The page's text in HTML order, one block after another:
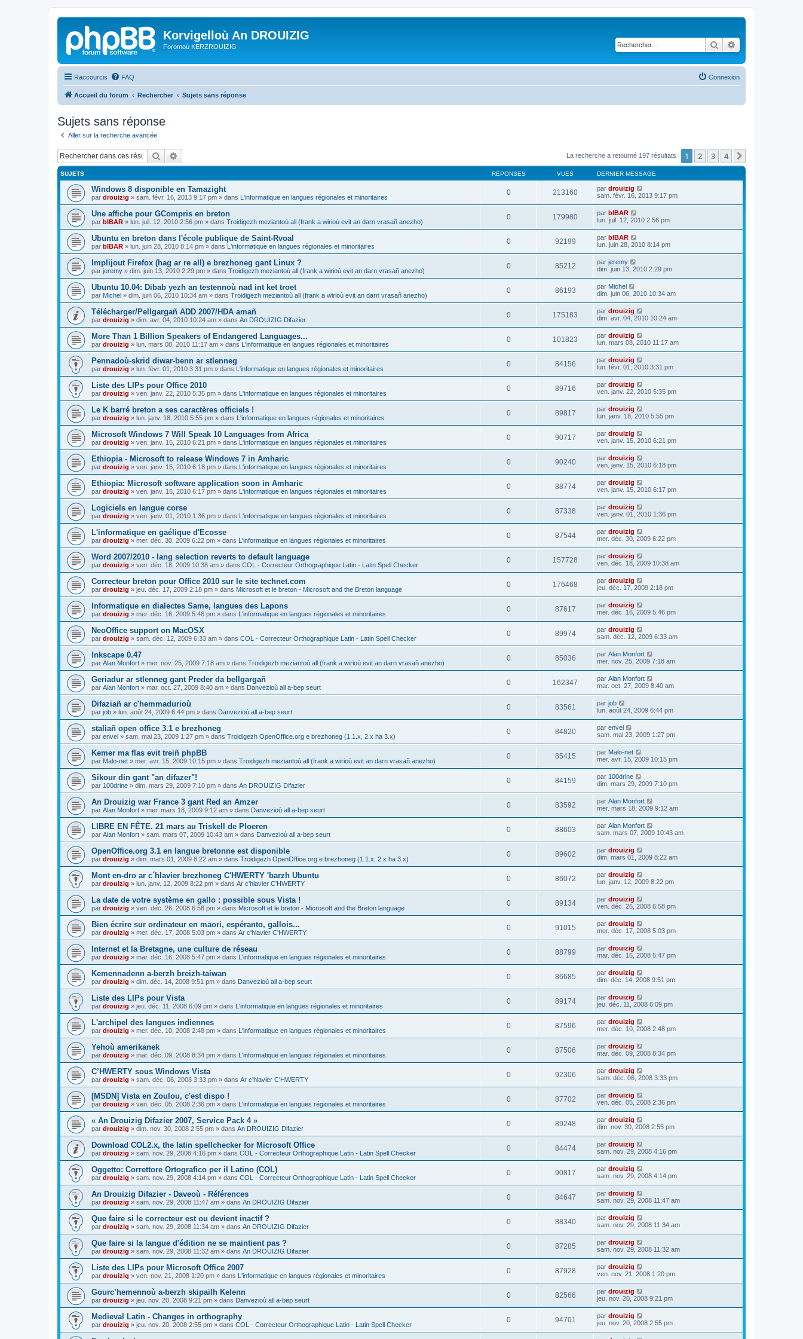
Korvigelloù An DROUIZIG
Foromoù KERZROUIZIG Rechercher
Raccourcis FAQ Connexion
Accueil du forum Rechercher Sujets sans réponse
Sujets sans réponse
Aller sur la recherche avancée
Rechercher La recherche a retourné 197 résultats 1 2 3 4
SUJETS RÉPONSES VUES DERNIER MESSAGE
Windows 8 disponible en Tamazight
par drouizig » sam. févr. 16, 2013 9:17 pm » dans L'informatique en langues régionales et minoritaires
0 213160 par drouizig
sam. févr. 16, 2013 9:17 pm
Une affiche pour GCompris en breton
par bIBAR » lun. juil. 12, 2010 2:56 pm » dans Troidigezh meziantoù all (frank a wirioù evit an darn vrasañ anezho)
0 179980 par bIBAR
lun. juil. 12, 2010 2:56 pm
Ubuntu en breton dans l'école publique de Saint-Rvoal
par bIBAR » lun. juin 28, 2010 8:14 pm » dans L'informatique en langues régionales et minoritaires
0 92199 par bIBAR
lun. juin 28, 2010 8:14 pm
Implijout Firefox (hag ar re all) e brezhoneg gant Linux ?
par jeremy » dim. juin 13, 2010 2:29 pm » dans Troidigezh meziantoù all (frank a wirioù evit an darn vrasañ anezho)
0 85212 par jeremy
dim. juin 13, 2010 2:29 pm
Ubuntu 10.04: Dibab yezh an testennoù nad int ket troet
par Michel » dim. juin 06, 2010 10:34 am » dans Troidigezh meziantoù all (frank a wirioù evit an darn vrasañ anezho)
0 86193 par Michel
dim. juin 06, 2010 10:34 am
Télécharger/Pellgargañ ADD 2007/HDA amañ
par drouizig » dim. avr. 04, 2010 10:24 am » dans An DROUIZIG Difazier
0 175183 par drouizig
dim. avr. 04, 2010 10:24 am
More Than 1 Billion Speakers of Endangered Languages...
par drouizig » lun. mars 08, 2010 11:17 am » dans L'informatique en langues régionales et minoritaires
0 101823 par drouizig
lun. mars 08, 2010 11:17 am
Pennadoù-skrid diwar-benn ar stlenneg
par drouizig » lun. févr. 01, 2010 3:31 pm » dans L'informatique en langues régionales et minoritaires
0 84156 par drouizig
lun. févr. 01, 2010 3:31 pm
Liste des LIPs pour Office 2010
par drouizig » ven. janv. 22, 2010 5:35 pm » dans L'informatique en langues régionales et minoritaires
0 89716 par drouizig
ven. janv. 22, 2010 5:35 pm
Le K barré breton a ses caractères officiels !
par drouizig » lun. janv. 18, 2010 5:55 pm » dans L'informatique en langues régionales et minoritaires
0 89817 par drouizig
lun. janv. 18, 2010 5:55 pm
Microsoft Windows 7 Will Speak 10 Languages from Africa
par drouizig » ven. janv. 15, 2010 6:21 pm » dans L'informatique en langues régionales et minoritaires
0 90717 par drouizig
ven. janv. 15, 2010 6:21 pm
Ethiopia - Microsoft to release Windows 7 in Amharic
par drouizig » ven. janv. 15, 2010 6:18 pm » dans L'informatique en langues régionales et minoritaires
0 90240 par drouizig
ven. janv. 15, 2010 6:18 pm
Ethiopia: Microsoft software application soon in Amharic
par drouizig » ven. janv. 15, 2010 6:17 pm » dans L'informatique en langues régionales et minoritaires
0 88774 par drouizig
ven. janv. 15, 2010 6:17 pm
Logiciels en langue corse
par drouizig » ven. janv. 01, 2010 1:36 pm » dans L'informatique en langues régionales et minoritaires
0 87338 par drouizig
ven. janv. 01, 2010 1:36 pm
L'informatique en gaélique d'Ecosse
par drouizig » mer. déc. 30, 2009 6:22 pm » dans L'informatique en langues régionales et minoritaires
0 87544 par drouizig
mer. déc. 30, 2009 6:22 pm
Word 2007/2010 - lang selection reverts to default language
par drouizig » ven. déc. 18, 2009 10:38 am » dans COL - Correcteur Orthographique Latin - Latin Spell Checker
0 157728 par drouizig
ven. déc. 18, 2009 10:38 am
Correcteur breton pour Office 2010 sur le site technet.com
par drouizig » jeu. déc. 17, 2009 2:18 pm » dans Microsoft et le breton - Microsoft and the Breton language
0 176468 par drouizig
jeu. déc. 17, 2009 2:18 pm
Informatique en dialectes Same, langues des Lapons
par drouizig » mer. déc. 16, 2009 5:46 pm » dans L'informatique en langues régionales et minoritaires
0 87617 par drouizig
mer. déc. 16, 2009 5:46 pm
NeoOffice support on MacOSX
par drouizig » sam. déc. 12, 2009 6:33 am » dans COL - Correcteur Orthographique Latin - Latin Spell Checker
0 89974 par drouizig
sam. déc. 12, 2009 6:33 am
Inkscape 0.47
par Alan Monfort » mer. nov. 25, 2009 7:18 am » dans Troidigezh meziantoù all (frank a wirioù evit an darn vrasañ anezho)
0 85036 par Alan Monfort
mer. nov. 25, 2009 7:18 am
Geriadur ar stlenneg gant Preder da bellgargañ
par Alan Monfort » mar. oct. 27, 2009 8:40 am » dans Danvezioù all a-bep seurt
0 162347 par Alan Monfort
mar. oct. 27, 2009 8:40 am
Difaziañ ar c'hemmadurioù
par job » lun. août 24, 2009 6:44 pm » dans Danvezioù all a-bep seurt
0 83561 par job
lun. août 24, 2009 6:44 pm
staliañ open office 3.1 e brezhoneg
par envel » sam. mai 23, 2009 1:27 pm » dans Troidigezh OpenOffice.org e brezhoneg (1.1.x, 2.x ha 3.x)
0 84820 par envel
sam. mai 23, 2009 1:27 pm
Kemer ma flas evit treiñ phpBB
par Malo-net » mer. avr. 15, 2009 10:15 pm » dans Troidigezh meziantoù all (frank a wirioù evit an darn vrasañ anezho)
0 85415 par Malo-net
mer. avr. 15, 2009 10:15 pm
Sikour din gant "an difazer"!
par 100drine » dim. mars 29, 2009 7:10 pm » dans An DROUIZIG Difazier
0 84159 par 100drine
dim. mars 29, 2009 7:10 pm
An Drouizig war France 3 gant Red an Amzer
par Alan Monfort » mer. mars 18, 2009 9:12 am » dans Danvezioù all a-bep seurt
0 83592 par Alan Monfort
mer. mars 18, 2009 9:12 am
LIBRE EN FÊTE. 21 mars au Triskell de Ploeren
par Alan Monfort » sam. mars 07, 2009 10:43 am » dans Danvezioù all a-bep seurt
0 88603 par Alan Monfort
sam. mars 07, 2009 10:43 am
OpenOffice.org 3.1 en langue bretonne est disponible
par drouizig » dim. mars 01, 2009 8:22 am » dans Troidigezh OpenOffice.org e brezhoneg (1.1.x, 2.x ha 3.x)
0 89602 par drouizig
dim. mars 01, 2009 8:22 am
Mont en-dro ar c´hlavier brezhoneg C'HWERTY 'barzh Ubuntu
par drouizig » lun. janv. 12, 2009 8:22 pm » dans Ar c'hlavier C'HWERTY
0 86072 par drouizig
lun. janv. 12, 2009 8:22 pm
La date de votre système en gallo : possible sous Vista !
par drouizig » ven. déc. 26, 2008 6:58 pm » dans Microsoft et le breton - Microsoft and the Breton language
0 89134 par drouizig
ven. déc. 26, 2008 6:58 pm
Bien écrire sur ordinateur en māori, espéranto, gallois...
par drouizig » mer. déc. 17, 2008 5:03 pm » dans Ar c'hlavier C'HWERTY
0 91015 par drouizig
mer. déc. 17, 2008 5:03 pm
Internet et la Bretagne, une culture de réseau
par drouizig » mar. déc. 16, 2008 5:47 pm » dans L'informatique en langues régionales et minoritaires
0 88799 par drouizig
mar. déc. 16, 2008 5:47 pm
Kemennadenn a-berzh breizh-taiwan
par drouizig » dim. déc. 14, 2008 9:51 pm » dans Danvezioù all a-bep seurt
0 86685 par drouizig
dim. déc. 14, 2008 9:51 pm
Liste des LIPs pour Vista
par drouizig » jeu. déc. 11, 2008 6:09 pm » dans L'informatique en langues régionales et minoritaires
0 89174 par drouizig
jeu. déc. 11, 2008 6:09 pm
L'archipel des langues indiennes
par drouizig » mer. déc. 10, 2008 2:48 pm » dans L'informatique en langues régionales et minoritaires
0 87596 par drouizig
mer. déc. 10, 2008 2:48 pm
Yehoù amerikanek
par drouizig » mar. déc. 09, 2008 8:34 pm » dans L'informatique en langues régionales et minoritaires
0 87506 par drouizig
mar. déc. 09, 2008 8:34 pm
C’HWERTY sous Windows Vista
par drouizig » sam. déc. 06, 2008 3:33 pm » dans Ar c'hlavier C'HWERTY
0 92306 par drouizig
sam. déc. 06, 2008 3:33 pm
[MSDN] Vista en Zoulou, c'est dispo !
par drouizig » ven. déc. 05, 2008 2:36 pm » dans L'informatique en langues régionales et minoritaires
0 87702 par drouizig
ven. déc. 05, 2008 2:36 pm
« An Drouizig Difazier 2007, Service Pack 4 »
par drouizig » dim. nov. 30, 2008 2:55 pm » dans An DROUIZIG Difazier
0 89248 par drouizig
dim. nov. 30, 2008 2:55 pm
Download COL2.x, the latin spellchecker for Microsoft Office
par drouizig » sam. nov. 29, 2008 4:16 pm » dans COL - Correcteur Orthographique Latin - Latin Spell Checker
0 84474 par drouizig
sam. nov. 29, 2008 4:16 pm
Oggetto: Correttore Ortografico per il Latino (COL)
par drouizig » sam. nov. 29, 2008 4:14 pm » dans COL - Correcteur Orthographique Latin - Latin Spell Checker
0 90817 par drouizig
sam. nov. 29, 2008 4:14 pm
An Drouizig Difazier - Daveoù - Références
par drouizig » sam. nov. 29, 2008 11:47 am » dans An DROUIZIG Difazier
0 84647 par drouizig
sam. nov. 29, 2008 11:47 am
Que faire si le correcteur est ou devient inactif ?
par drouizig » sam. nov. 29, 2008 11:34 am » dans An DROUIZIG Difazier
0 88340 par drouizig
sam. nov. 29, 2008 11:34 am
Que faire si la langue d'édition ne se maintient pas ?
par drouizig » sam. nov. 29, 2008 11:32 am » dans An DROUIZIG Difazier
0 87285 par drouizig
sam. nov. 29, 2008 11:32 am
Liste des LIPs pour Microsoft Office 2007
par drouizig » ven. nov. 21, 2008 1:20 pm » dans L'informatique en langues régionales et minoritaires
0 87928 par drouizig
ven. nov. 21, 2008 1:20 pm
Gourc’hemennoù a-berzh skipailh Kelenn
par drouizig » jeu. nov. 20, 2008 9:21 pm » dans Danvezioù all a-bep seurt
0 82566 par drouizig
jeu. nov. 20, 2008 9:21 pm
Medieval Latin - Changes in orthography
par drouizig » jeu. nov. 20, 2008 2:55 pm » dans COL - Correcteur Orthographique Latin - Latin Spell Checker
0 94701 par drouizig
jeu. nov. 20, 2008 2:55 pm